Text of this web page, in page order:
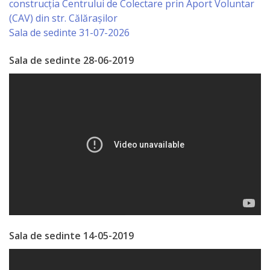
Regulament
Consiliul
local
Consilieri
specialitate
Regulamentul
construcția Centrului de Colectare prin Aport Voluntar
(CAV) din str. Călărașilor
Sala de sedinte 31-07-2026
Sala de sedinte 28-06-2019
Sala de sedinte 14-05-2019